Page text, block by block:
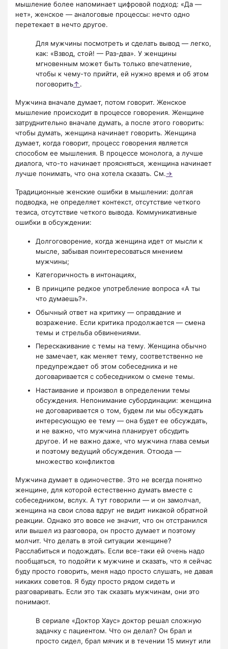
мышление более напоминает цифровой подход: «Да —
нет», женское — аналоговые процессы: нечто одно
перетекает в нечто другое.
Для мужчины посмотреть и сделать вывод — легко,
как: «Взвод, стой! — Раз-два». У женщины
мгновенным может быть только впечатление,
чтобы к чему-то прийти, ей нужно время и об этом
поговорить↑.
Мужчина вначале думает, потом говорит. Женское
мышление происходит в процессе говорения. Женщине
затруднительно вначале думать, а после этого говорить:
чтобы думать, женщина начинает говорить. Женщина
думает, когда говорит, процесс говорения является
способом ее мышления. В процессе монолога, а лучше
диалога, что-то начинает проясняться, женщина начинает
лучше понимать, что она хотела сказать. См.→
Традиционные женские ошибки в мышлении: долгая
подводка, не определяет контекст, отсутствие четкого
тезиса, отсутствие четкого вывода. Коммуникативные
ошибки в обсуждении:
Долгоговорение, когда женщина идет от мысли к
мысле, забывая поинтересоваться мнением
мужчины;
Категоричность в интонациях,
В принципе редкое употребление вопроса «А ты
что думаешь?».
Обычный ответ на критику — оправдание и
возражение. Если критика продолжается — смена
темы и стрельба обвинениями.
Перескакивание с темы на тему. Женщина обычно
не замечает, как меняет тему, соответственно не
предупреждает об этом собеседника и не
договаривается с собеседником о смене темы.
Настаивание и произвол в определении темы
обсуждения. Непонимание субординации: женщина
не договаривается о том, будем ли мы обсуждать
интересующую ее тему — она будет ее обсуждать,
и не важно, что мужчина планирует обсудить
другое. И не важно даже, что мужчина глава семьи
и поэтому ведущий обсуждения. Отсюда —
множество конфликтов
Мужчина думает в одиночестве. Это не всегда понятно
женщине, для которой естественно думать вместе с
собеседником, вслух. А тут говорили — и он замолчал,
женщина на свои слова вдруг не видит никакой обратной
реакции. Однако это вовсе не значит, что он отстранился
или вышел из разговора, он просто думает и поэтому
молчит. Что делать в этой ситуации женщине?
Расслабиться и подождать. Если все-таки ей очень надо
пообщаться, то подойти к мужчине и сказать, что я сейчас
буду просто говорить, меня надо просто слушать, не давая
никаких советов. Я буду просто рядом сидеть и
разговаривать. Если это так сказать мужчинам, они это
понимают.
В сериале «Доктор Хаус» доктор решал сложную
задачку с пациентом. Что он делал? Он брал и
просто сидел, брал мячик и в течении 15 минут или